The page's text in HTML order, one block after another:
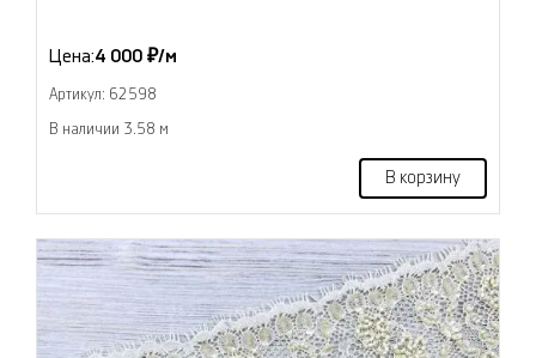
Цена:4 000 ₽/м
Артикул: 62598
В наличии 3.58 м
В корзину